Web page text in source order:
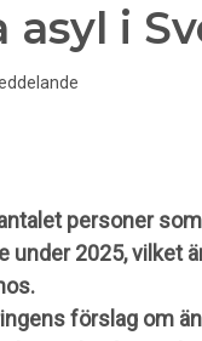
asyl i
personer
under 2025, vilket
förslag om